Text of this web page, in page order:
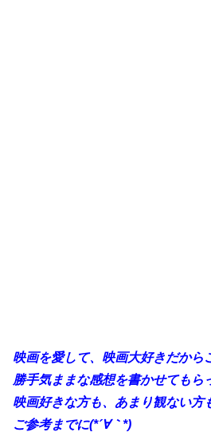
映画を愛して、映画大好きだから
勝手気ままな感想を書かせても
映画好きな方も、あまり観ない方
ご参考までに(*´∀｀*)